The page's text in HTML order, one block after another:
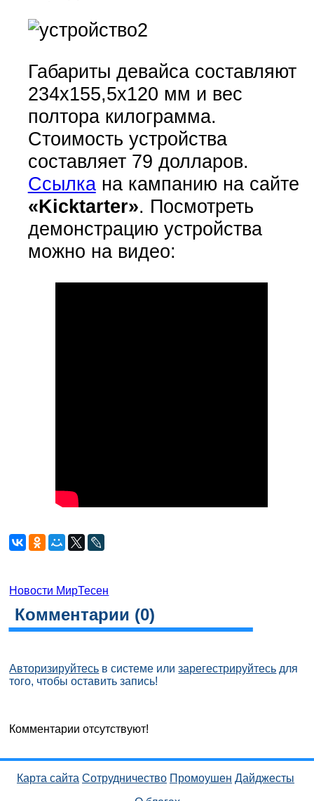
Габариты девайса составляют
234x155,5x120 мм и вес
полтора килограмма.
Стоимость устройства
составляет 79 долларов.
Ссылкана кампанию на сайте
«Kicktarter». Посмотреть
демонстрацию устройства
можно на видео:
Новости МирТесен
Комментарии (0)
Авторизируйтесь в системе илизарегестрируйтесь для
того, чтобы оставить запись!
Комментарии отсутствуют!
Карта сайта Сотрудничество Промоушен Дайджесты